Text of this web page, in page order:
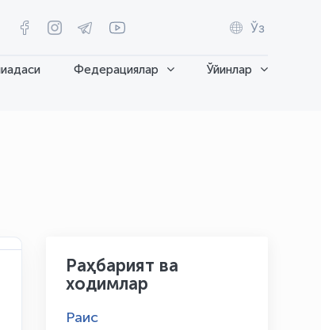
Ўз
Федерациялар
Ўйинлар
Раҳбарият ва
ходимлар
Раис
OLYMPCHIK AI - yordamchi